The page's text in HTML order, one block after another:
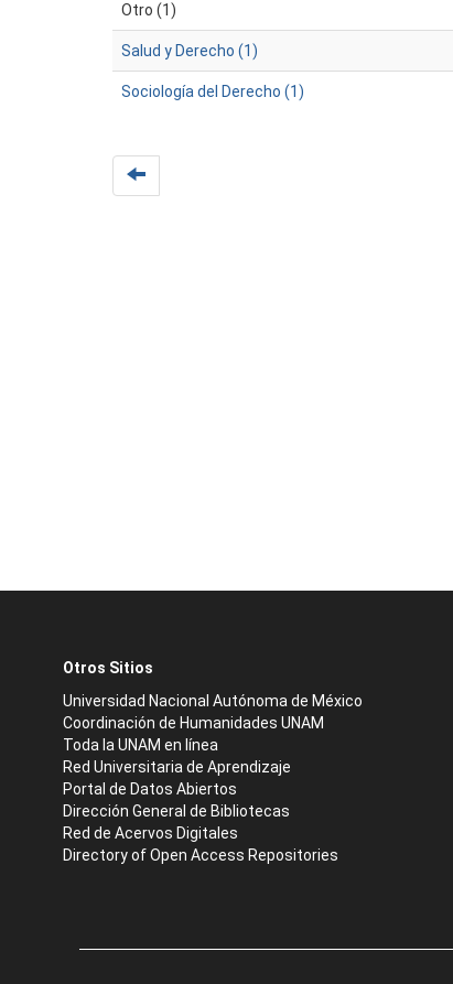
Otro (1)
Salud y Derecho (1)
Sociología del Derecho (1)
Otros Sitios
Universidad Nacional Autónoma de México
Coordinación de Humanidades UNAM
Toda la UNAM en línea
Red Universitaria de Aprendizaje
Portal de Datos Abiertos
Dirección General de Bibliotecas
Red de Acervos Digitales
Directory of Open Access Repositories